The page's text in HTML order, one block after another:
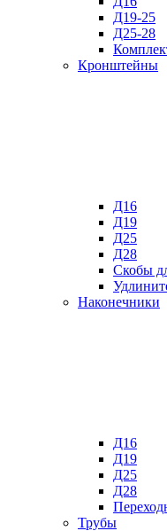
Д19-25
Д25-28
Кронштейны
Д16
Д19
Д25
Д28
Скобы
Наконечники
Д16
Д19
Д25
Д28
Трубы